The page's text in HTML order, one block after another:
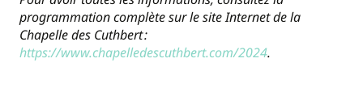
programmation complète sur le site Internet de la
Chapelle des Cuthbert :
https://www.chapelledescuthbert.com/2024.